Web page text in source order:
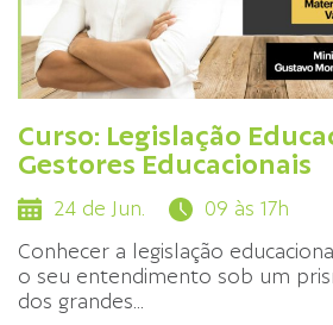
Curso: Legislação
Gestores Educacionais
24 de Jun.
09 às 17h
Conhecer a legislação
o seu entendimento sob um
dos grandes...